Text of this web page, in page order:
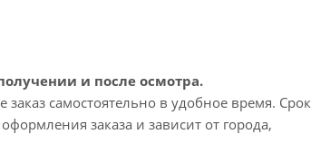
и после осмотра.
самостоятельно в удобное время. Срок
заказа и зависит от города,